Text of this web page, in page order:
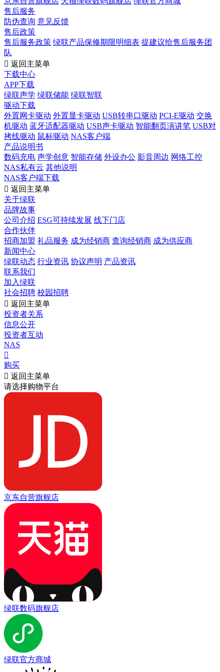
售后服务
防伪查询 意见反馈
售后政策
售后服务政策 绿联产品保修期限明细表 提建议给售后服务团
队
 返回主菜单
下载中心
APP下载
绿联声学 绿联储能 绿联智联
驱动下载
外置网卡驱动 外置显卡驱动 USB转串口驱动 PCI-E驱动 交换
机驱动 蓝牙适配器驱动 USB声卡驱动 智能翻页演讲笔 USB对
拷线驱动 鼠标驱动 NAS客户端
产品说明书
数码充电 声学创意 智能存储 外设办公 影音周边 网络工控
NAS私有云 其他说明
NAS客户端下载
 返回主菜单
关于绿联
品牌故事
公司介绍 ESG可持续发展 线下门店
合作伙伴
招商加盟 礼品服务 成为经销商 查询经销商 成为供应商
新闻中心
绿联动态 行业资讯 协议声明 产品资讯
联系我们
加入绿联
社会招聘 校园招聘
 返回主菜单
投资者关系
信息公开
投资者互动
NAS

购买
 返回主菜单
请选择购物平台
京东自营旗舰店
绿联数码旗舰店
绿联官方商城